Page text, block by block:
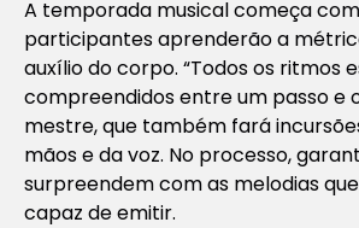
A temporada musical começa com
participantes aprenderão a
auxílio do corpo. “Todos os ritmos
compreendidos entre um passo e
mestre, que também fará
mãos e da voz. No processo,
surpreendem com as melodias
capaz de emitir.